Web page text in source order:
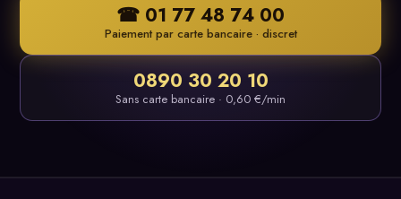
☎ 01 77 48 74 00
Paiement par carte bancaire · discret
0890 30 20 10
Sans carte bancaire · 0,60 €/min